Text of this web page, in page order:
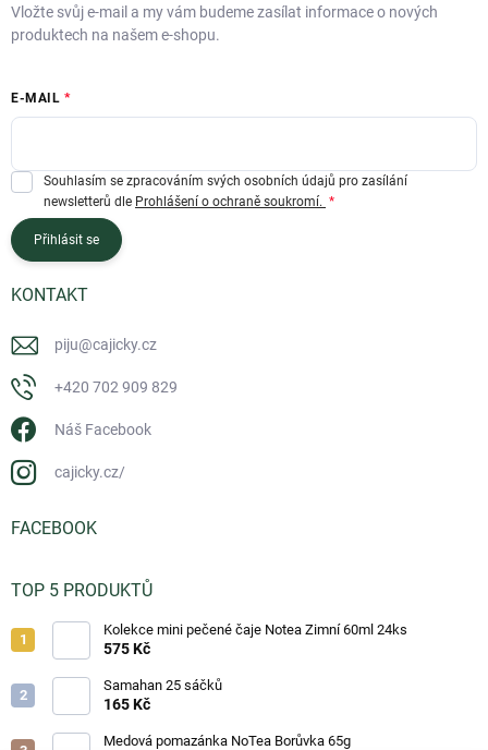
Vložte svůj e-mail a my vám budeme zasílat informace o nových
produktech na našem e-shopu.
E-MAIL
Souhlasím se zpracováním svých osobních údajů pro zasílání
newsletterů dle Prohlášení o ochraně soukromí.
Přihlásit se
KONTAKT
piju@cajicky.cz
+420 702 909 829
Náš Facebook
cajicky.cz/
FACEBOOK
TOP 5 PRODUKTŮ
Kolekce mini pečené čaje Notea Zimní 60ml 24ks
575 Kč
Samahan 25 sáčků
165 Kč
Medová pomazánka NoTea Borůvka 65g